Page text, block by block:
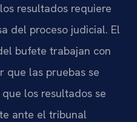
resultados requiere
del proceso judicial. El
bufete trabajan con
que las pruebas se
los resultados se
ante el tribunal